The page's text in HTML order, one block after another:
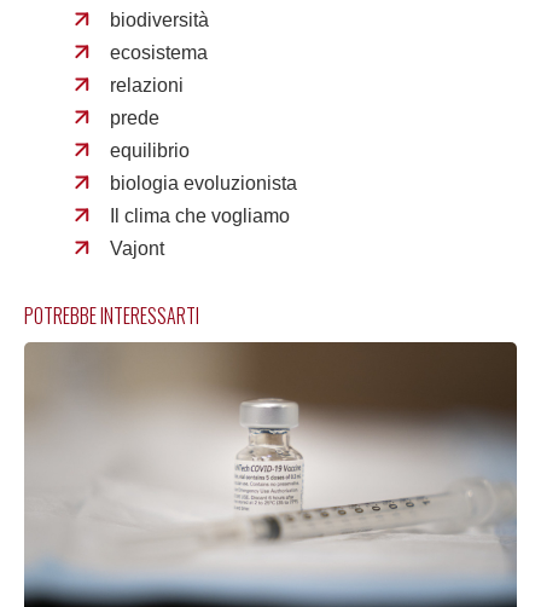
biodiversità
ecosistema
relazioni
prede
equilibrio
biologia evoluzionista
Il clima che vogliamo
Vajont
POTREBBE INTERESSARTI